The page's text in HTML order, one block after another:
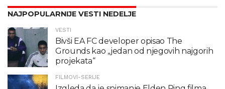
NAJPOPULARNIJE VESTI NEDELJE
VESTI
Bivši EA FC developer opisao The
Grounds kao „jedan od njegovih najgorih
projekata“
FILMOVI-SERIJE